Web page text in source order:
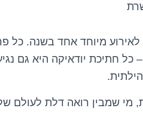
מיוחד אחד בשנה. כל
חתיכת יודאיקה היא גם
שמבין רואה דלת לעולם של